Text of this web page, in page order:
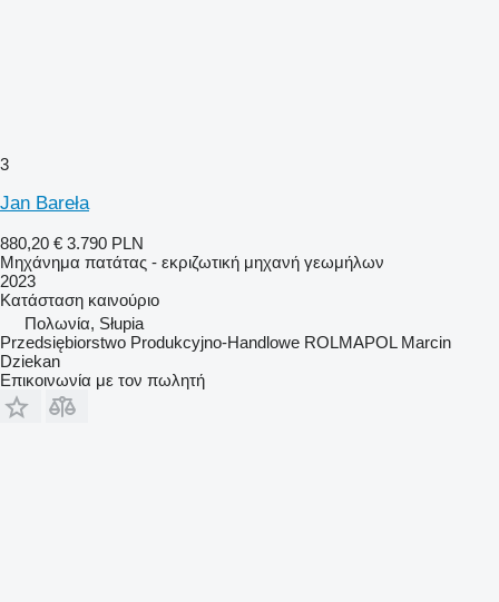
3
Jan Bareła
880,20 € 3.790 PLN
Μηχάνημα πατάτας - εκριζωτική μηχανή γεωμήλων
2023
Κατάσταση καινούριο
Πολωνία, Słupia
Przedsiębiorstwo Produkcyjno-Handlowe ROLMAPOL Marcin
Dziekan
Επικοινωνία με τον πωλητή